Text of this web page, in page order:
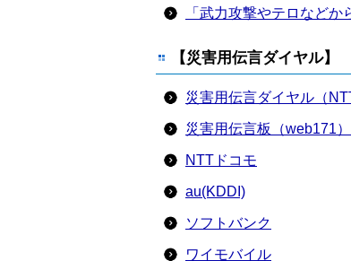
「武力攻撃やテロなど
【災害用伝言ダイヤル】
災害用伝言ダイヤル（
災害用伝言板（web171
NTTドコモ
au(KDDI)
ソフトバンク
ワイモバイル